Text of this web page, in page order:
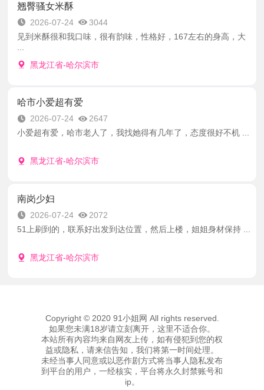
翘臀骚女米酥
2026-07-24
3044
见到米酥很和我口味，很有韵味，性格好，167左右的身高，大
黑龙江省-哈尔滨市
哈市小爱超有爱
2026-07-24
2647
小爱超有爱，哈市老人了，我找她得有几年了，态度很好不机 ...
黑龙江省-哈尔滨市
南岗少妇
2026-07-24
2072
51上刷到的，联系好出发到达位置，然后上楼，姐姐身材保持 ...
黑龙江省-哈尔滨市
Copyright © 2020 91小姐网 All rights reserved.
如果您未满18岁请立刻离开，这里不适合你。
本站所有內容均来自网友上传，如有侵犯到您的权
益或隐私，请来信告知，我们将第一时间处理。
未经当事人同意或以恶作剧方式将当事人隐私发布
到平台的用户，一经核实，平台将永久封禁账号和
ip。